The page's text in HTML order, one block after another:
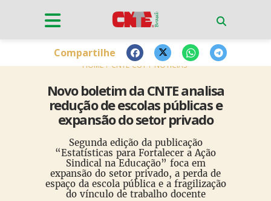
HOME CNTE-CUT NOTÍCIAS
Novo boletim da CNTE analisa
redução de escolas públicas e
expansão do setor privado
Segunda edição da publicação
“Estatísticas para Fortalecer a Ação
Sindical na Educação” foca em
expansão do setor privado, a perda de
espaço da escola pública e a fragilização
do vínculo de trabalho docente
Compartilhe